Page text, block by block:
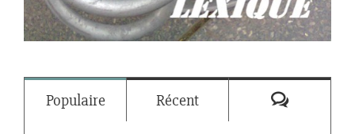
Populaire Récent